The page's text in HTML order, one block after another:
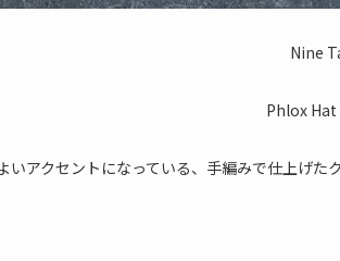
Nine
Phlox Hat
いアクセントになっている、手編みで仕上げた